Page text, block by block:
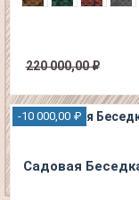
220 000,00 ₽
-10 000,00 ₽
Садовая